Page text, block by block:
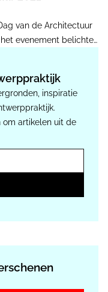
van de Architectuur
evenement belichten
hele maand.
inspiratie
om artikelen uit de